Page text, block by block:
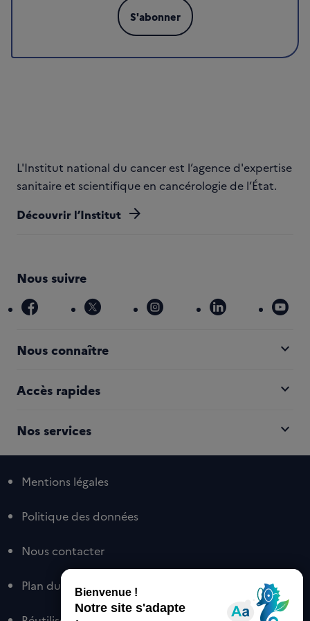
S'abonner
L'Institut national du cancer est l’agence d'expertise
sanitaire et scientifique en cancérologie de l’État.
Découvrir l’Institut arrow_forward
Nous suivre
facebook x instagram linkedin
Nous connaître expand_more
Accès rapides expand_more
Nos services expand_more
Mentions légales
Politique des données
Nous contacter
Plan du site